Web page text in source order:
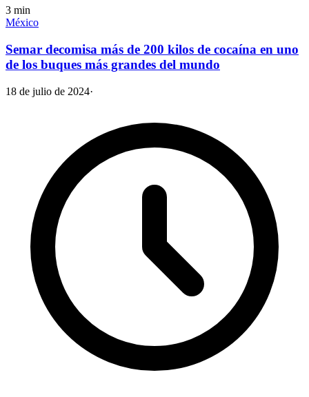
3 min
México
Semar decomisa más de 200 kilos de cocaína en uno
de los buques más grandes del mundo
18 de julio de 2024·